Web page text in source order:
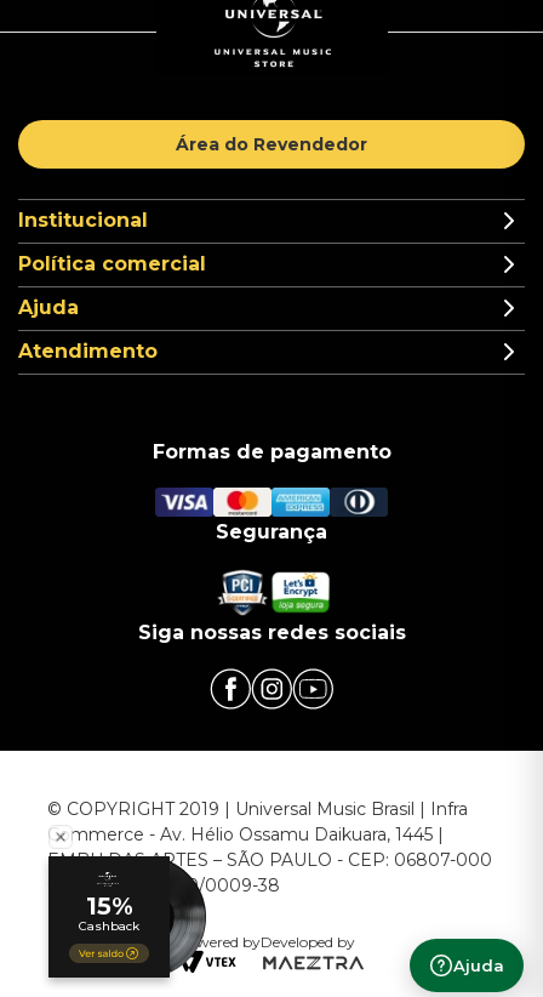
Ajuda
Área do Revendedor
Institucional
Política comercial
Ajuda
Atendimento
Formas de pagamento
Segurança
Siga nossas redes sociais
© COPYRIGHT 2019 | Universal Music Brasil | Infra
Commerce - Av. Hélio Ossamu Daikuara, 1445 |
EMBU DAS ARTES – SÃO PAULO - CEP: 06807-000
CNPJ: 00.952.789/0009-38
Powered byDeveloped by